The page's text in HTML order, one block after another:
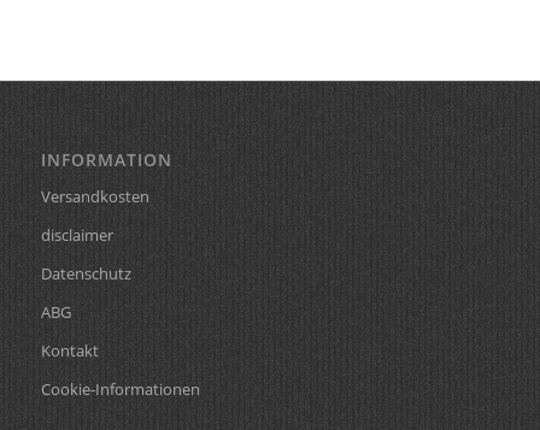
INFORMATION
Versandkosten
disclaimer
Datenschutz
ABG
Kontakt
Cookie-Informationen